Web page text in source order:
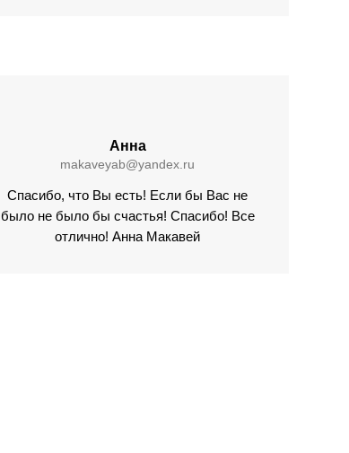
Анна
makaveyab@yandex.ru
Спасибо, что Вы есть! Если бы Вас не
было не было бы счастья! Спасибо! Все
отлично! Анна Макавей